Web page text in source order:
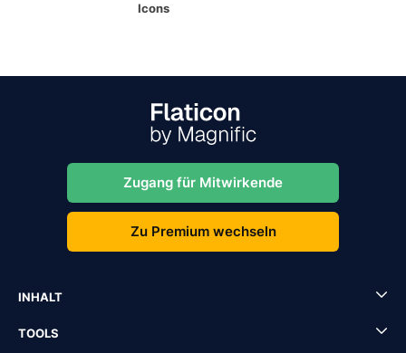
Icons
Zugang für Mitwirkende
Zu Premium wechseln
INHALT
TOOLS